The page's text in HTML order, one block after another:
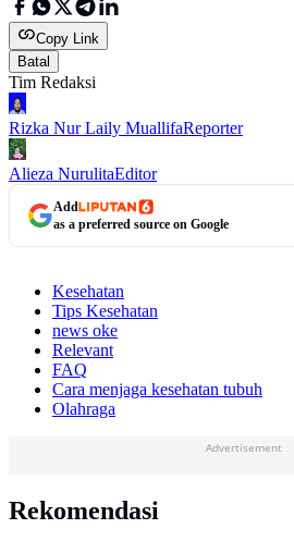
Copy Link
Batal
Tim Redaksi
Rizka Nur Laily MuallifaReporter
Alieza NurulitaEditor
Add
as a preferred source on Google
Kesehatan
Tips Kesehatan
news oke
Relevant
FAQ
Cara menjaga kesehatan tubuh
Olahraga
Advertisement
Rekomendasi